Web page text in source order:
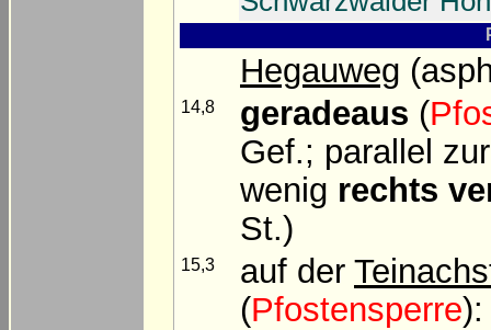
Hegauweg
14,8 geradeaus (
Gef.; parallel
wenig rechts
St.)
15,3 auf der
(Pfostensperre):